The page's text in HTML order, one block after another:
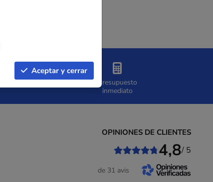
Presupuesto
inmediato
OPINIONES DE CLIENTES
4,8/ 5
de 31 avis
Aceptar y cerrar